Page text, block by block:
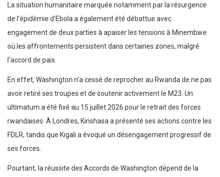
La situation humanitaire marquée notamment par la résurgence
de l’épidémie d’Ebola a également été débattue avec
engagement de deux parties à apaiser les tensions à Minembwe
où les affrontements persistent dans certaines zones, malgré
l’accord de paix.
En effet, Washington n’a cessé de reprocher au Rwanda de ne pas
avoir retiré ses troupes et de soutenir activement le M23. Un
ultimatum a été fixé au 15 juillet 2026 pour le retrait des forces
rwandaises. À Londres, Kinshasa a présenté ses actions contre les
FDLR, tandis que Kigali a évoqué un désengagement progressif de
ses forces.
Pourtant, la réussite des Accords de Washington dépend de la